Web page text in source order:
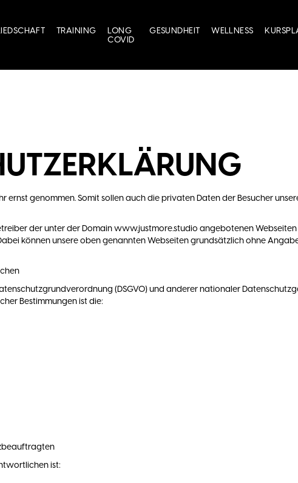
TRAINING
LONG
COVID
GESUNDHEIT WELLNESS
ernst genommen. Somit sollen auch die privaten Daten der Besucher
der unter der Domain www.justmore.studio angebotenen
können unsere oben genannten Webseiten grundsätzlich ohne
(DSGVO) und anderer nationaler
Bestimmungen ist die:
ist: